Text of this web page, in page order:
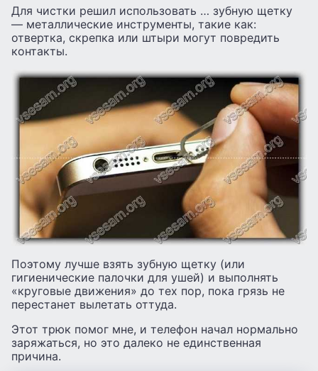
Для чистки решил использовать … зубную щетку
— металлические инструменты, такие как:
отвертка, скрепка или штыри могут повредить
контакты.
Поэтому лучше взять зубную щетку (или
гигиенические палочки для ушей) и выполнять
«круговые движения» до тех пор, пока грязь не
перестанет вылетать оттуда.
Этот трюк помог мне, и телефон начал нормально
заряжаться, но это далеко не единственная
причина.